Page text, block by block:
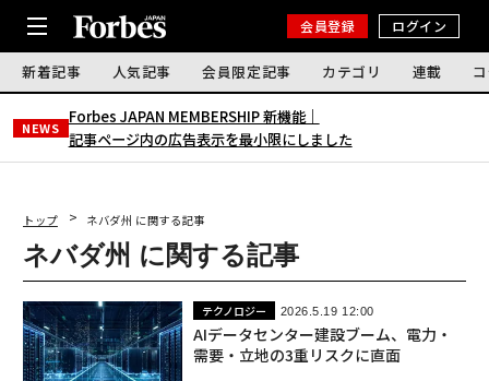
会員登録 ログイン
新着記事 人気記事 会員限定記事 カテゴリ 連載
NEWS
Forbes JAPAN MEMBERSHIP 新機能｜
記事ページ内の広告表示を最小限にしました
トップ ネバダ州 に関する記事
ネバダ州 に関する記事
テクノロジー 2026.5.19 12:00
AIデータセンター建設ブーム、電力・
需要・立地の3重リスクに直面